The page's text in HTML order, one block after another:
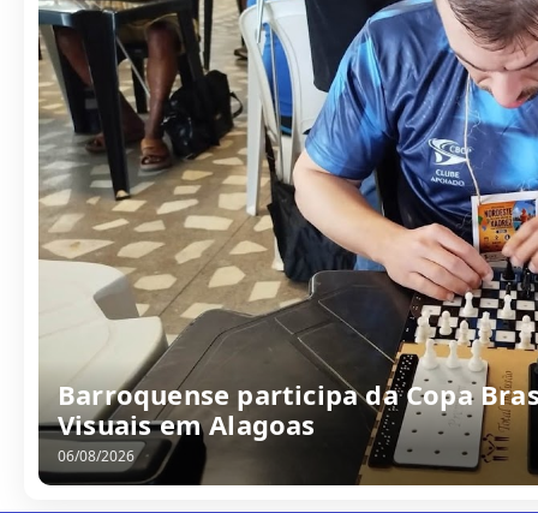
Barroquense participa da Copa
Visuais em Alagoas
06/08/2026